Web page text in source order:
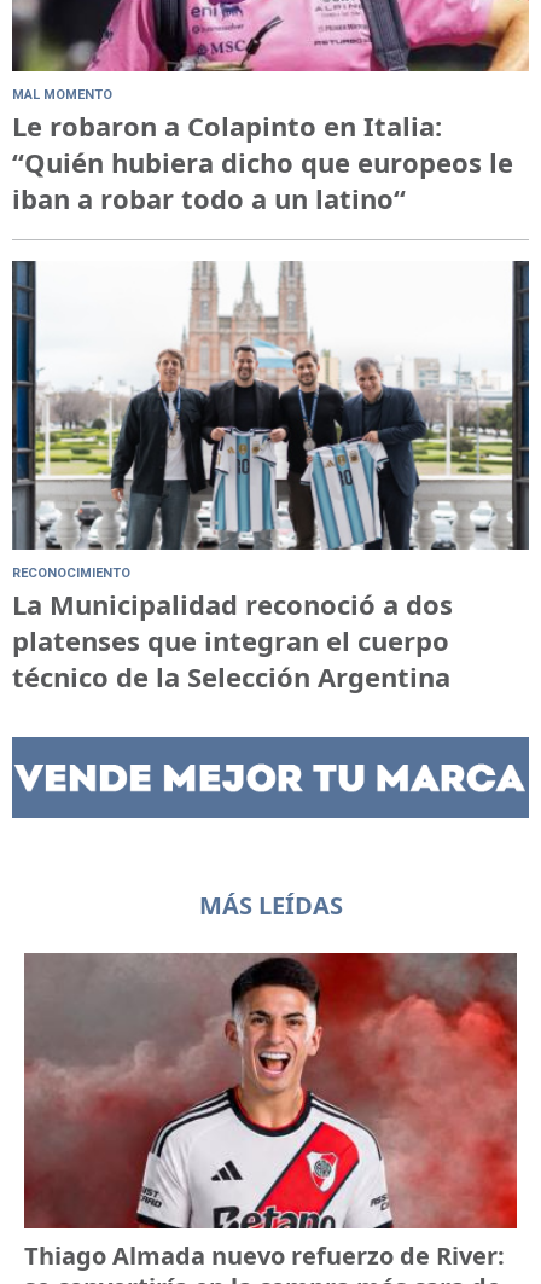
MAL MOMENTO
Le robaron a Colapinto en Italia:
“Quién hubiera dicho que europeos le
iban a robar todo a un latino“
RECONOCIMIENTO
La Municipalidad reconoció a dos
platenses que integran el cuerpo
técnico de la Selección Argentina
MÁS LEÍDAS
Thiago Almada nuevo refuerzo de River: